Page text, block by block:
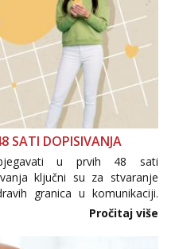
SATI DOPISIVANJA
u prvih 48 sati
ključni su za stvaranje
granica u komunikaciji.
osobnih ili intimnih
još nije zaslužila to
Pročitaj više